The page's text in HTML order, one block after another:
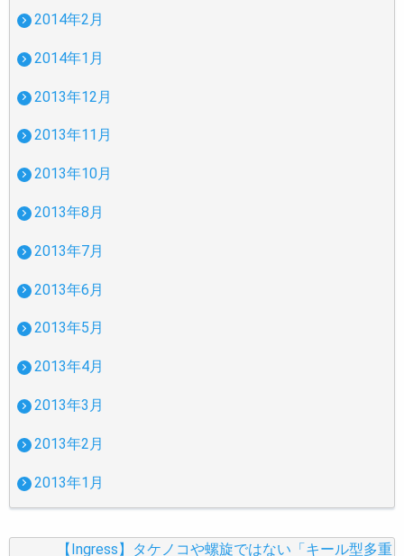
2014年2月
2014年1月
2013年12月
2013年11月
2013年10月
2013年8月
2013年7月
2013年6月
2013年5月
2013年4月
2013年3月
2013年2月
2013年1月
【Ingress】タケノコや螺旋ではない「キール型多重